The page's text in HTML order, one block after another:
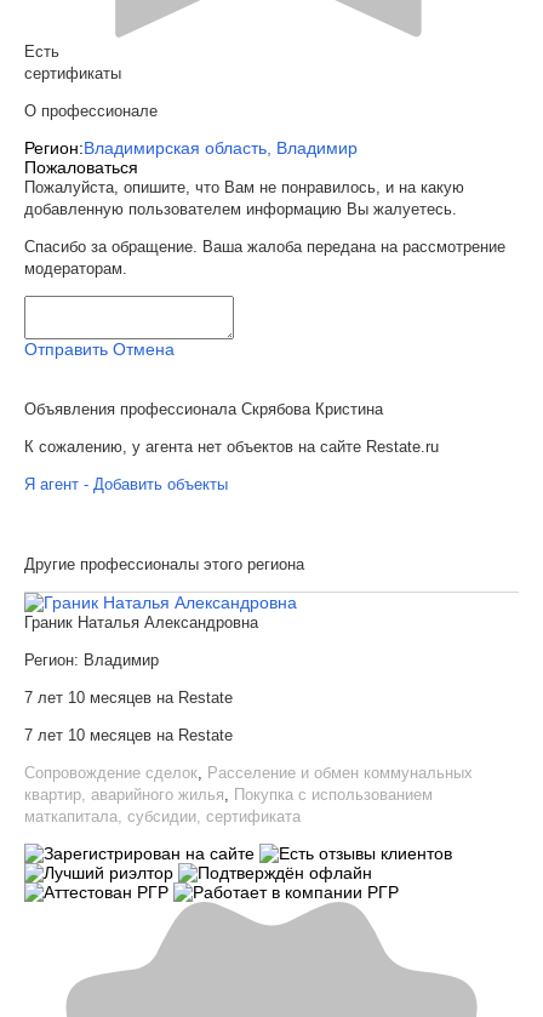
Есть
сертификаты
О профессионале
Регион:Владимирская область, Владимир
Пожаловаться
Пожалуйста, опишите, что Вам не понравилось, и на какую
добавленную пользователем информацию Вы жалуетесь.
Спасибо за обращение. Ваша жалоба передана на рассмотрение
модераторам.
Отправить Отмена
Объявления профессионала Скрябова Кристина
К сожалению, у агента нет объектов на сайте Restate.ru
Я агент - Добавить объекты
Другие профессионалы этого региона
Граник Наталья Александровна
Регион: Владимир
7 лет 10 месяцев на Restate
7 лет 10 месяцев на Restate
Сопровождение сделок Расселение и обмен коммунальных
квартир, аварийного жилья
Покупка с использованием
маткапитала, субсидии, сертификата